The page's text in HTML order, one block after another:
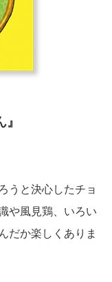
うと決心したチョ
や風見鶏、いろい
だか楽しくありま